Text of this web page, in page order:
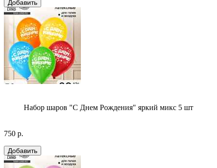
Набор шаров "С Днем Рождения" яркий микс 5 шт
750 р.